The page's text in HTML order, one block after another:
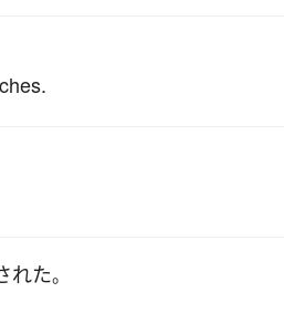
れた。